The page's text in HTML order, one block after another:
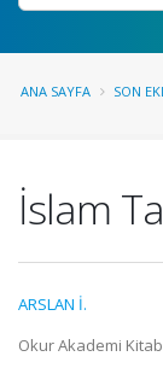
ANA SAYFA SON
İslam
ARSLAN İ.
Okur Akademi